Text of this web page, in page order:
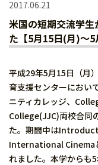
2017.06.21
米国の短期交流学
た【5月15日(月)〜5
平成29年5月15日（月
育支援センターにおい
ニティカレッジ、
College(JJC)両校合同
た。期間中は
International Cinema
れました。本学からも